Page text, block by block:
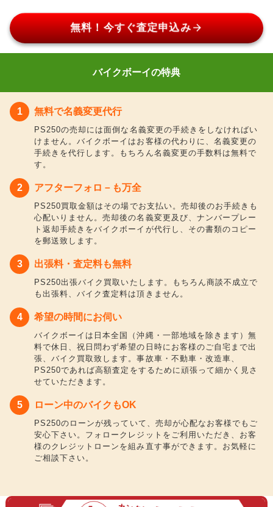
無料！今すぐ査定申込みarrow_forward
バイクボーイの特典
無料で名義変更代行
PS250の売却には面倒な名義変更の手続きをしなければい
けません。バイクボーイはお客様の代わりに、名義変更の
手続きを代行します。もちろん名義変更の手数料は無料で
す。
アフターフォロ－も万全
PS250買取金額はその場でお支払い。売却後のお手続きも
心配いりません。売却後の名義変更及び、ナンバープレー
ト返却手続きをバイクボーイが代行し、その書類のコピー
を郵送致します。
出張料・査定料も無料
PS250出張バイク買取いたします。もちろん商談不成立で
も出張料、バイク査定料は頂きません。
希望の時間にお伺い
バイクボーイは日本全国（沖縄・一部地域を除きます）無
料で休日、祝日問わず希望の日時にお客様のご自宅まで出
張、バイク買取致します。事故車・不動車・改造車、
PS250であれば高額査定をするために頑張って細かく見さ
せていただきます。
ローン中のバイクもOK
PS250のローンが残っていて、売却が心配なお客様でもご
安心下さい。フォロークレジットをご利用いただき、お客
様のクレジットローンを組み直す事ができます。お気軽に
ご相談下さい。